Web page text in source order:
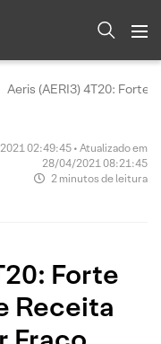
Aeris (AERI3) 4T20: Forte
02:49:45 • Atualizado em
28/04/2021 08:21:45
2 minutos de leitura
Forte
Receita